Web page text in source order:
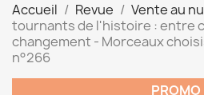
Accueil Revue Vente au
tournants de l'histoire : entre
changement - Morceaux
n°266
PROMO